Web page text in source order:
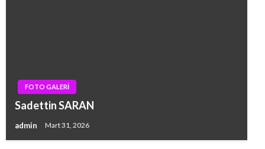
FOTO GALERİ
Sadettin SARAN
admin Mart 31, 2026